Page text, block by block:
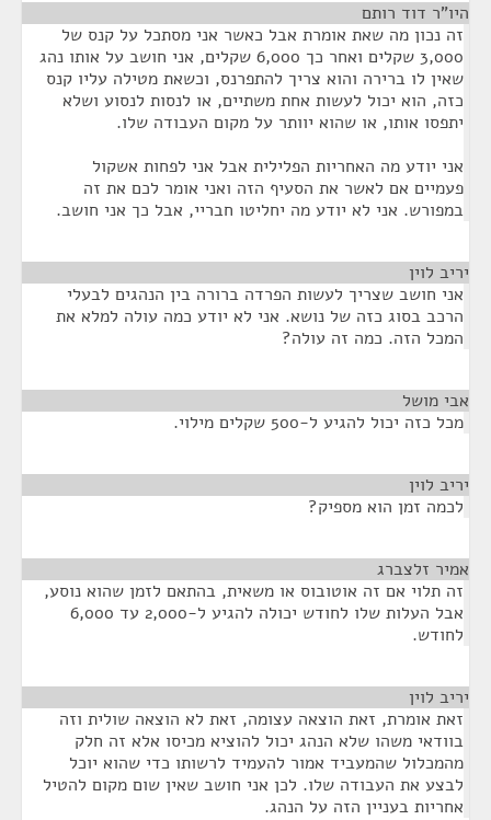
היו"ר דוד רותם
זה נכון מה שאת אומרת אבל כאשר אני מסתכל על קנס של
3,000 שקלים ואחר כך 6,000 שקלים, אני חושב על אותו נהג
שאין לו ברירה והוא צריך להתפרנס, וכשאת מטילה עליו קנס
כזה, הוא יכול לעשות אחת משתיים, או לנסות לנסוע ושלא
יתפסו אותו, או שהוא יוותר על מקום העבודה שלו.
אני יודע מה האחריות הפלילית אבל אני לפחות אשקול
פעמיים אם לאשר את הסעיף הזה ואני אומר לכם את זה
במפורש. אני לא יודע מה יחליטו חבריי, אבל כך אני חושב.
יריב לוין
אני חושב שצריך לעשות הפרדה ברורה בין הנהגים לבעלי
הרכב בסוג כזה של נושא. אני לא יודע כמה עולה למלא את
המכל הזה. כמה זה עולה?
אבי מושל
מכל כזה יכול להגיע ל-500 שקלים מילוי.
יריב לוין
לכמה זמן הוא מספיק?
אמיר זלצברג
זה תלוי אם זה אוטובוס או משאית, בהתאם לזמן שהוא נוסע,
אבל העלות שלו לחודש יכולה להגיע ל-2,000 עד 6,000
לחודש.
יריב לוין
זאת אומרת, זאת הוצאה עצומה, זאת לא הוצאה שולית וזה
בוודאי משהו שלא הנהג יכול להוציא מכיסו אלא זה חלק
מהמכלול שהמעביד אמור להעמיד לרשותו כדי שהוא יוכל
לבצע את העבודה שלו. לכן אני חושב שאין שום מקום להטיל
אחריות בעניין הזה על הנהג.